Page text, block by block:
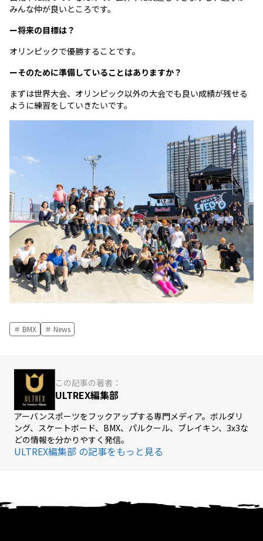
みんな仲が良いところです。
ー将来の目標は？
オリンピックで優勝することです。
ーそのために準備していることはありますか？
まずは世界大会、オリンピック以外の大会でも良い成績が残せる
ように練習をしていきたいです。
BMX News
この記事の著者：
ULTREX編集部
アーバンスポーツをフックアップする専門メディア。ボルダリ
ング、スケートボード、BMX、パルクール、ブレイキン、3x3な
どの情報を分かりやすく発信。
ULTREX編集部 の記事をもっと見る